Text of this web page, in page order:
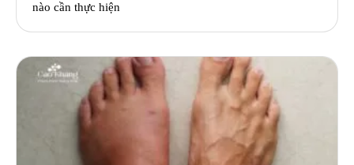
nào cần thực hiện